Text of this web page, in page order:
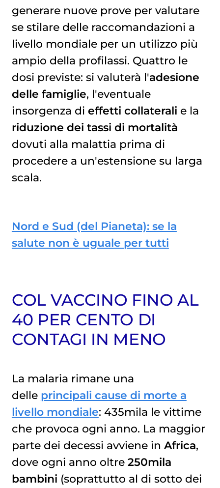
generare nuove prove per valutare
se stilare delle raccomandazioni a
livello mondiale per un utilizzo più
ampio della profilassi. Quattro le
dosi previste: si valuterà l'adesione
delle famiglie, l'eventuale
insorgenza di effetti collaterali e la
riduzione dei tassi di mortalità
dovuti alla malattia prima di
procedere a un'estensione su larga
scala.
Nord e Sud (del Pianeta): se la
salute non è uguale per tutti
COL VACCINO FINO AL
40 PER CENTO DI
CONTAGI IN MENO
La malaria rimane una
delle principali cause di morte a
livello mondiale: 435mila le vittime
che provoca ogni anno. La maggior
parte dei decessi avviene in Africa,
dove ogni anno oltre 250mila
bambini (soprattutto al di sotto dei